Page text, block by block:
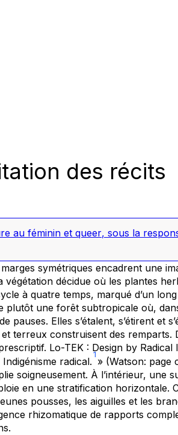
des récits
au féminin et queer, sous la
symétriques encadrent une
végétation décidue où les plantes
à quatre temps, marqué d’un
plutôt une forêt subtropicale où,
pauses. Elles s’étalent, s’étirent et
terreux construisent des remparts.
Lo-TEK : Design by Radical
radical.
1
» (Watson: page
soigneusement. À l’intérieur, une
en une stratification horizontale.
pousses, les aiguilles et les
rhizomatique de rapports